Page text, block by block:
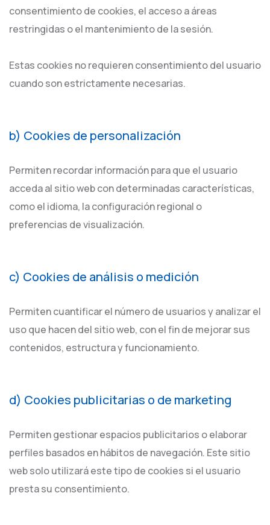
consentimiento de cookies, el acceso a áreas
restringidas o el mantenimiento de la sesión.
Estas cookies no requieren consentimiento del usuario
cuando son estrictamente necesarias.
b) Cookies de personalización
Permiten recordar información para que el usuario
acceda al sitio web con determinadas características,
como el idioma, la configuración regional o
preferencias de visualización.
c) Cookies de análisis o medición
Permiten cuantificar el número de usuarios y analizar el
uso que hacen del sitio web, con el fin de mejorar sus
contenidos, estructura y funcionamiento.
d) Cookies publicitarias o de marketing
Permiten gestionar espacios publicitarios o elaborar
perfiles basados en hábitos de navegación. Este sitio
web solo utilizará este tipo de cookies si el usuario
presta su consentimiento.